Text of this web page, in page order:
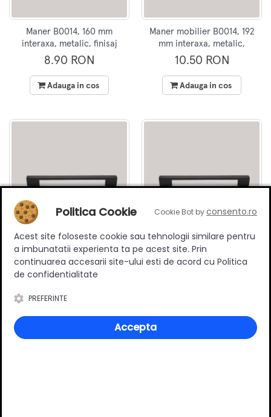
Maner B0014, 160 mm
interaxa, metalic, finisaj
negru
8.90 RON
Adauga in cos
Maner mobilier B0014, 192
mm interaxa, metalic,
finisaj negru mat
10.50 RON
Adauga in cos
Maner mobilier B0014, 224
mm interaxa, metalic,
finisaj negru mat
11.90 RON
Maner mobilier B0014, 256
mm interaxa, metalic,
Politica Cookie Cookie Bot byconsento.ro
Acest site foloseste cookie sau tehnologii similare pentru
a imbunatatii experienta ta pe acest site. Prin
continuarea accesarii site-ului esti de acord cu Politica
de confidentialitate
PREFERINTE
Accepta